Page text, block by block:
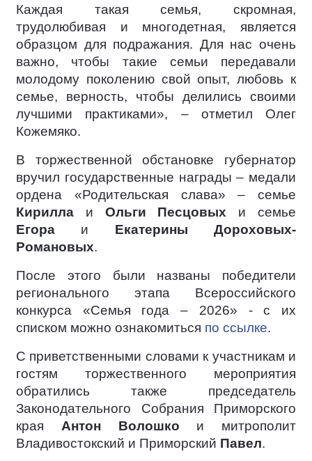
Каждая такая семья, скромная,
трудолюбивая и многодетная, является
образцом для подражания. Для нас очень
важно, чтобы такие семьи передавали
молодому поколению свой опыт, любовь к
семье, верность, чтобы делились своими
лучшими практиками», – отметил Олег
Кожемяко.
В торжественной обстановке губернатор
вручил государственные награды – медали
ордена «Родительская слава» – семье
Кирилла и Ольги Песцовых и семье
Егора и Екатерины Дороховых-
Романовых.
После этого были названы победители
регионального этапа Всероссийского
конкурса «Семья года – 2026» - с их
списком можно ознакомиться по ссылке.
С приветственными словами к участникам и
гостям торжественного мероприятия
обратились также председатель
Законодательного Собрания Приморского
края Антон Волошко и митрополит
Владивостокский и Приморский Павел.